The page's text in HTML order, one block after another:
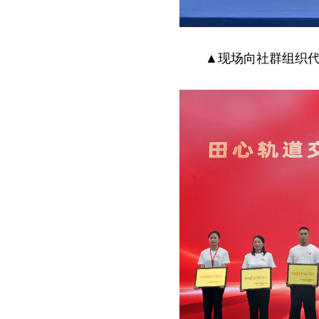
▲现场向社群组织